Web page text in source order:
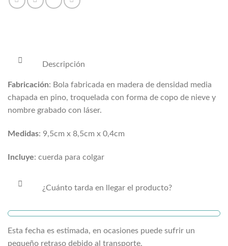
grabado
Descripción
Fabricación: Bola fabricada en madera de densidad media
chapada en pino, troquelada con forma de copo de nieve y
nombre grabado con láser.
Medidas: 9,5cm x 8,5cm x 0,4cm
Incluye: cuerda para colgar
¿Cuánto tarda en llegar el producto?
Esta fecha es estimada, en ocasiones puede sufrir un
pequeño retraso debido al transporte.